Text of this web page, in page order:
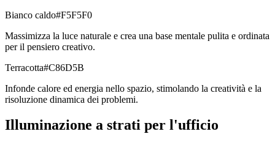
Bianco caldo#F5F5F0
Massimizza la luce naturale e crea una base mentale pulita e ordinata
per il pensiero creativo.
Terracotta#C86D5B
Infonde calore ed energia nello spazio, stimolando la creatività e la
risoluzione dinamica dei problemi.
Illuminazione a strati per l'ufficio